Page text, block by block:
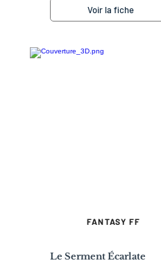
Voir la fiche
FANTASY FF
Le Serment Écarlate